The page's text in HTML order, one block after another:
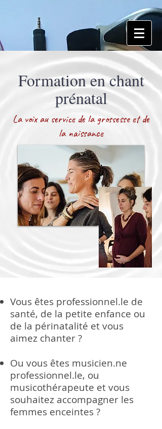
Formation en chant
prénatal
La voix au service de la grossesse et de
la naissance
Vous êtes professionnel.le de
santé, de la petite enfance ou
de la périnatalité et vous
aimez chanter ?
Ou vous êtes musicien.ne
professionnel.le, ou
musicothérapeute et vous
souhaitez accompagner les
femmes enceintes ?